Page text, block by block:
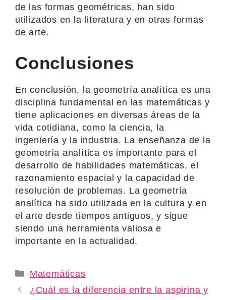
de las formas geométricas, han sido
utilizados en la literatura y en otras formas
de arte.
Conclusiones
En conclusión, la geometría analítica es una
disciplina fundamental en las matemáticas y
tiene aplicaciones en diversas áreas de la
vida cotidiana, como la ciencia, la
ingeniería y la industria. La enseñanza de la
geometría analítica es importante para el
desarrollo de habilidades matemáticas, el
razonamiento espacial y la capacidad de
resolución de problemas. La geometría
analítica ha sido utilizada en la cultura y en
el arte desde tiempos antiguos, y sigue
siendo una herramienta valiosa e
importante en la actualidad.
Categories
Matemáticas
¿Cuál es la diferencia entre la aspirina y